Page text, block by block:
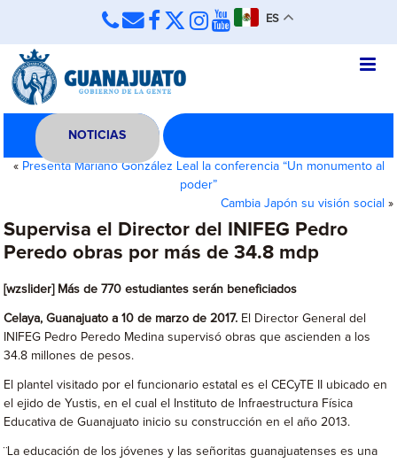
ES
NOTICIAS
« Presenta Mariano González Leal la conferencia “Un monumento al
poder”
Cambia Japón su visión social »
Supervisa el Director del INIFEG Pedro
Peredo obras por más de 34.8 mdp
[wzslider] Más de 770 estudiantes serán beneficiados
Celaya, Guanajuato a 10 de marzo de 2017. El Director General del
INIFEG Pedro Peredo Medina supervisó obras que ascienden a los
34.8 millones de pesos.
El plantel visitado por el funcionario estatal es el CECyTE II ubicado en
el ejido de Yustis, en el cual el Instituto de Infraestructura Física
Educativa de Guanajuato inicio su construcción en el año 2013.
¨La educación de los jóvenes y las señoritas guanajuatenses es una